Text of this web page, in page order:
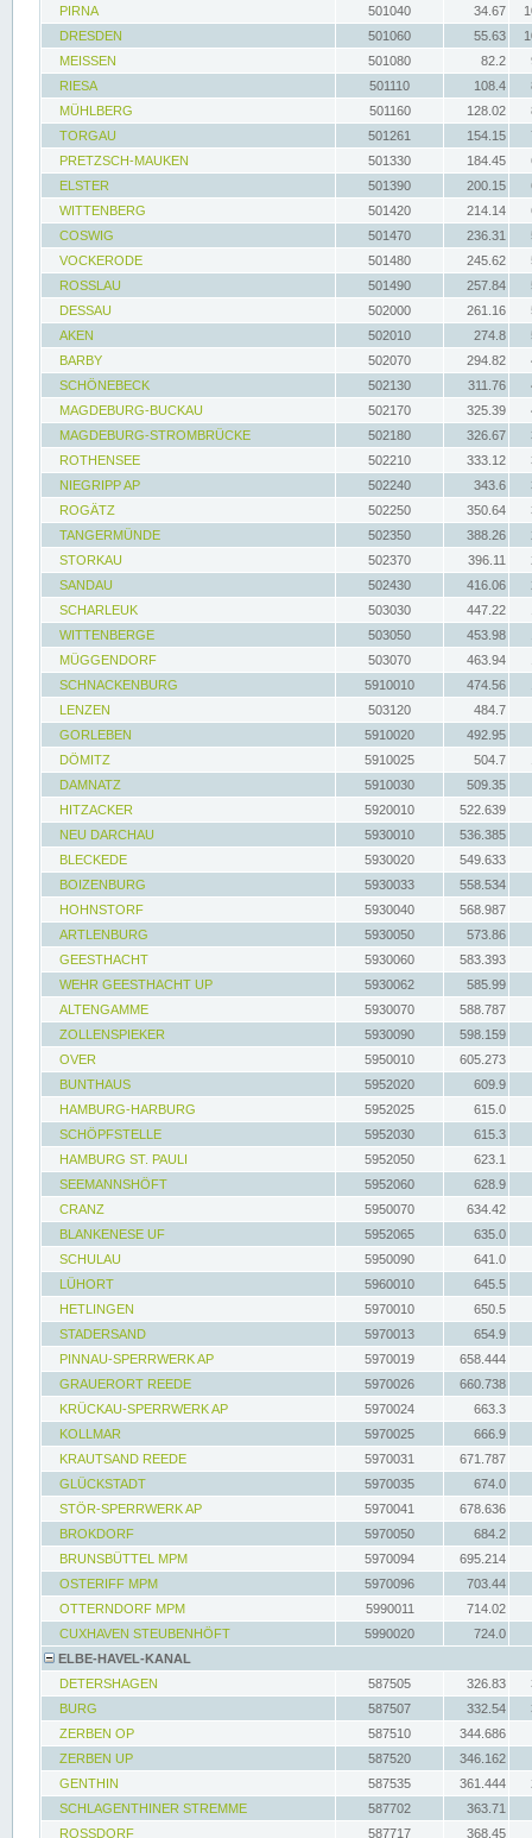
PIRNA
501040 34.67
DRESDEN
501060 55.63
MEISSEN
501080 82.2
RIESA
501110 108.4
MÜHLBERG
501160 128.02
TORGAU
501261 154.15
PRETZSCH-MAUKEN
501330 184.45
ELSTER
501390 200.15
WITTENBERG
501420 214.14
COSWIG
501470 236.31
VOCKERODE
501480 245.62
ROSSLAU
501490 257.84
DESSAU
502000 261.16
AKEN
502010 274.8
BARBY
502070 294.82
SCHÖNEBECK
502130 311.76
MAGDEBURG-BUCKAU
502170 325.39
MAGDEBURG-STROMBRÜCKE
502180 326.67
ROTHENSEE
502210 333.12
NIEGRIPP AP
502240 343.6
ROGÄTZ
502250 350.64
TANGERMÜNDE
502350 388.26
STORKAU
502370 396.11
SANDAU
502430 416.06
SCHARLEUK
503030 447.22
WITTENBERGE
503050 453.98
MÜGGENDORF
503070 463.94
SCHNACKENBURG
5910010 474.56
LENZEN
503120
484.7
GORLEBEN
5910020
492.95
DÖMITZ
5910025 504.7
DAMNATZ
5910030
509.35
HITZACKER
5920010
522.639
NEU DARCHAU
5930010
536.385
BLECKEDE
5930020
549.633
BOIZENBURG
5930033
558.534
HOHNSTORF
5930040
568.987
ARTLENBURG
5930050
573.86
GEESTHACHT
5930060
583.393
WEHR GEESTHACHT UP
5930062
585.99
ALTENGAMME
5930070
588.787
ZOLLENSPIEKER
5930090
598.159
OVER
5950010
605.273
BUNTHAUS
5952020
609.9
HAMBURG-HARBURG
5952025
615.0
SCHÖPFSTELLE
5952030
615.3
HAMBURG ST. PAULI
5952050
623.1
SEEMANNSHÖFT
5952060
628.9
CRANZ
5950070
634.42
BLANKENESE UF
5952065
635.0
SCHULAU
5950090
641.0
LÜHORT
5960010
645.5
HETLINGEN
5970010
650.5
STADERSAND
5970013
654.9
PINNAU-SPERRWERK AP
5970019
658.444
GRAUERORT REEDE
5970026
660.738
KRÜCKAU-SPERRWERK AP
5970024
663.3
KOLLMAR
5970025
666.9
KRAUTSAND REEDE
5970031
671.787
GLÜCKSTADT
5970035
674.0
STÖR-SPERRWERK AP
5970041
678.636
BROKDORF
5970050
684.2
BRUNSBÜTTEL MPM
5970094
695.214
OSTERIFF MPM
5970096
703.44
OTTERNDORF MPM
5990011
714.02
CUXHAVEN STEUBENHÖFT
5990020
724.0
ELBE-HAVEL-KANAL
DETERSHAGEN
587505 326.83
BURG
587507 332.54
ZERBEN OP
587510
344.686
ZERBEN UP
587520
346.162
GENTHIN
587535 361.444
SCHLAGENTHINER STREMME
587702
363.71
ROSSDORF
587717 368.45